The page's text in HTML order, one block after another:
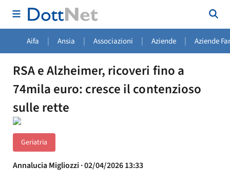
Aifa | Ansia | Associazioni | Aziende | Aziende
RSA e Alzheimer, ricoveri fino a
74mila euro: cresce il contenzioso
sulle rette
Geriatria
Annalucia Migliozzi · 02/04/2026 13:33